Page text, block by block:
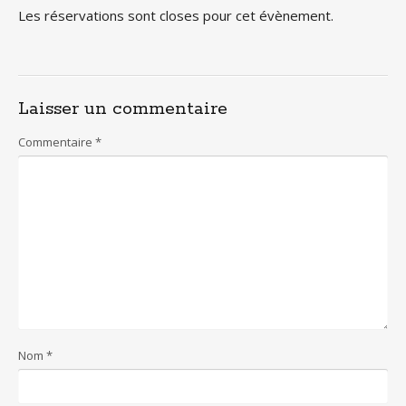
Les réservations sont closes pour cet évènement.
Laisser un commentaire
Commentaire *
Nom *